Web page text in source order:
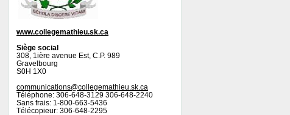
www.collegemathieu.sk.ca
Siège social
308, 1ière avenue Est, C.P. 989
Gravelbourg
S0H 1X0
communications@collegemathieu.sk.ca
Téléphone: 306-648-3129 306-648-2240
Sans frais: 1-800-663-5436
Télécopieur: 306-648-2295